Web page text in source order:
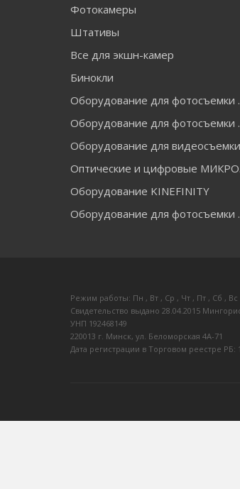
Фотокамеры
Штативы
Все для экшн-камер
Бинокли
Оборудование KINEFINITY
Режим работы: Пн , Вт , Ср , Чт , Пт , Сб , Вс
Свидетельство выдано 28.04.2015
УНП 192468149
220013 г. Минск, ул. Беломорская 4А-71
Дата регистрации в Торговом реестре РБ: